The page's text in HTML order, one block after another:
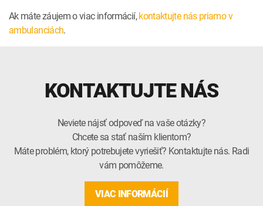
Ak máte záujem o viac informácií,kontaktujte nás priamo v
ambulanciách.
KONTAKTUJTE NÁS
Neviete nájsť odpoveď na vaše otázky?
Chcete sa stať naším klientom?
Máte problém, ktorý potrebujete vyriešiť? Kontaktujte nás. Radi
vám pomôžeme.
VIAC INFORMÁCIÍ